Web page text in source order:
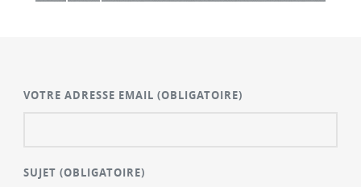
VOTRE ADRESSE EMAIL(OBLIGATOIRE)
SUJET(OBLIGATOIRE)